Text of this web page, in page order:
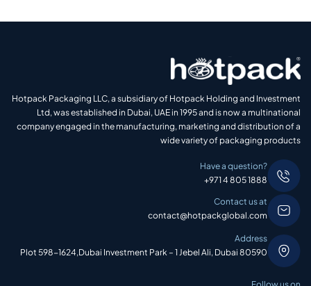
Hotpack Packaging LLC, a subsidiary of Hotpack Holding and Investment
Ltd, was established in Dubai, UAE in 1995 and is now a multinational
company engaged in the manufacturing, marketing and distribution of a
wide variety of packaging products
Have a question?
+971 4 805 1888
Contact us at
contact@hotpackglobal.com
Address
Plot 598-1624,Dubai Investment Park – 1 Jebel Ali, Dubai 80590